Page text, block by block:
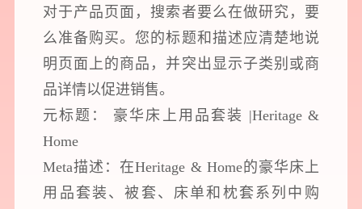
对于产品页面，搜索者要么在做研究，要
么准备购买。您的标题和描述应清楚地说
明页面上的商品，并突出显示子类别或商
品详情以促进销售。
元标题： 豪华床上用品套装 |Heritage &
Home
Meta描述：在Heritage & Home的豪华床上
用品套装、被套、床单和枕套系列中购